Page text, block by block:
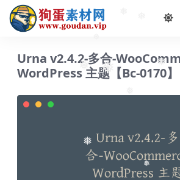
❅
❅
❅
❅
❅
❅
Urna v2.4.2-多合-
WordPress 主题【Bc-0170】